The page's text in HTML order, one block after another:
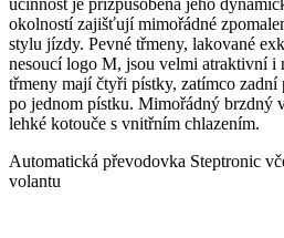
okolností zajišťují mimořádné
stylu jízdy. Pevné třmeny, lakované
nesoucí logo M, jsou velmi atraktivní i
třmeny mají čtyři pístky, zatímco
po jednom pístku. Mimořádný brzdný
lehké kotouče s vnitřním chlazením.
Automatická převodovka Steptronic
volantu